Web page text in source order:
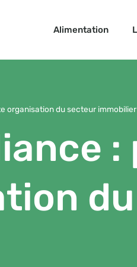
Alimentation
organisation du secteur immobilier